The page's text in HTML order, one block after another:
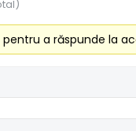
a răspunde la